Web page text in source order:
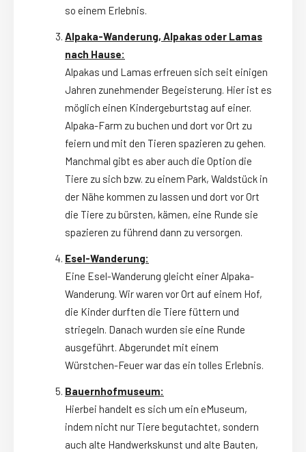
so einem Erlebnis.
Alpaka-Wanderung, Alpakas oder Lamas
nach Hause:
Alpakas und Lamas erfreuen sich seit einigen
Jahren zunehmender Begeisterung. Hier ist es
möglich einen Kindergeburtstag auf einer.
Alpaka-Farm zu buchen und dort vor Ort zu
feiern und mit den Tieren spazieren zu gehen.
Manchmal gibt es aber auch die Option die
Tiere zu sich bzw. zu einem Park, Waldstück in
der Nähe kommen zu lassen und dort vor Ort
die Tiere zu bürsten, kämen, eine Runde sie
spazieren zu führend dann zu versorgen.
Esel-Wanderung:
Eine Esel-Wanderung gleicht einer Alpaka-
Wanderung. Wir waren vor Ort auf einem Hof,
die Kinder durften die Tiere füttern und
striegeln. Danach wurden sie eine Runde
ausgeführt. Abgerundet mit einem
Würstchen-Feuer war das ein tolles Erlebnis.
Bauernhofmuseum:
Hierbei handelt es sich um ein eMuseum,
indem nicht nur Tiere begutachtet, sondern
auch alte Handwerkskunst und alte Bauten,